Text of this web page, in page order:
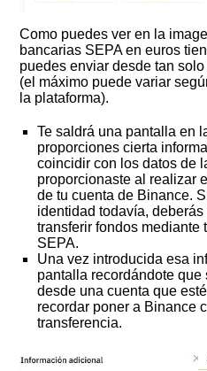
Como puedes ver en la
bancarias SEPA en euros
puedes enviar desde tan
(el máximo puede variar
la plataforma).
Te saldrá una pantalla en
proporciones cierta
coincidir con los datos de
proporcionaste al realizar
de tu cuenta de Binance.
identidad todavía,
transferir fondos mediante
SEPA.
Una vez introducida esa
pantalla recordándote
desde una cuenta que
recordar poner a Binance
transferencia.